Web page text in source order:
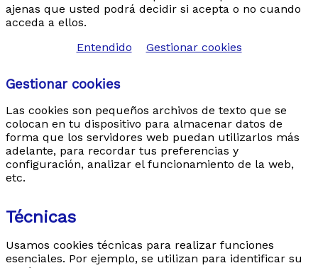
ajenas que usted podrá decidir si acepta o no cuando
acceda a ellos.
Entendido
Gestionar cookies
Gestionar cookies
Las cookies son pequeños archivos de texto que se
colocan en tu dispositivo para almacenar datos de
forma que los servidores web puedan utilizarlos más
adelante, para recordar tus preferencias y
configuración, analizar el funcionamiento de la web,
etc.
Técnicas
Usamos cookies técnicas para realizar funciones
esenciales. Por ejemplo, se utilizan para identificar su